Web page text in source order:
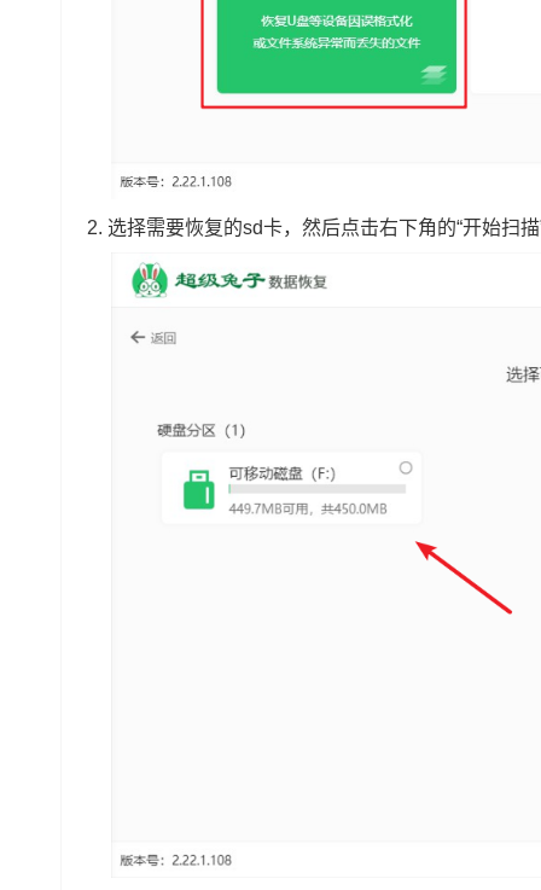
2. 选择需要恢复的sd卡，然后点击右下角的“开始扫描